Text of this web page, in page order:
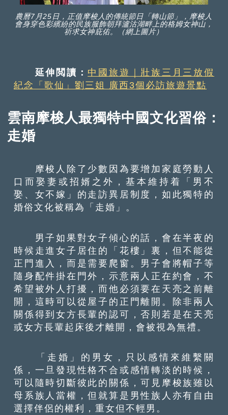
農曆7月25日，正值摩梭人的傳統節日「轉山節」，摩梭人
會身穿色彩繽紛的民族服飾朝拜瀘沽湖畔上的格姆女神山，
祈求女神庇佑。（網上圖片）
延伸閲讀： 中國旅遊｜壯族三月三放假
紀念「歌仙」劉三姐 廣西3個必訪旅遊景點
雲南摩梭人最獨特中國文化習俗：
走婚
摩梭人除了少數因為要增加家庭勞動人
口而娶妻或招婿之外，基本維持着「男不
娶、女不嫁」的走訪異居制度，如此獨特的
婚俗文化被稱為「走婚」。
男子如果對女子傾心的話，會在半夜的
時候走進女子居住的「花樓」裏，但不能從
正門進入，而是需要爬窗。男子會將帽子等
隨身配件掛在門外，示意兩人正在約會，不
希望被外人打擾，而他必須要在天亮之前離
開，這時可以從屋子的正門離開。除非兩人
關係得到女方長輩的認可，否則若是在天亮
或女方長輩起床後才離開，會被視為無禮。
「走婚」的男女，只以感情來維繫關
係，一旦發現性格不合或感情轉淡的時候，
可以隨時切斷彼此的關係，可見摩梭族雖以
母系族人當權，但就算是男性族人亦有自由
選擇伴侶的權利，重女但不輕男。